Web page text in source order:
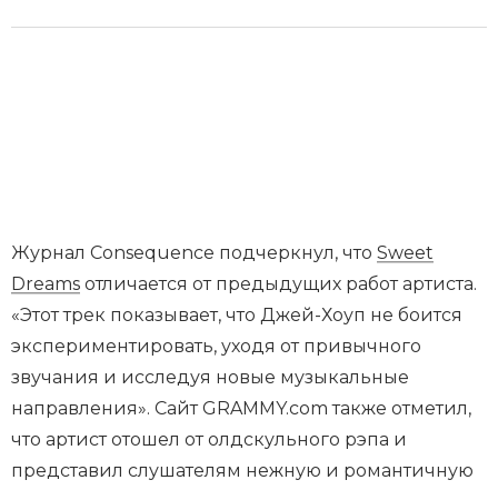
Журнал Consequence подчеркнул, что Sweet
Dreams отличается от предыдущих работ артиста.
«Этот трек показывает, что Джей-Хоуп не боится
экспериментировать, уходя от привычного
звучания и исследуя новые музыкальные
направления». Сайт GRAMMY.com также отметил,
что артист отошел от олдскульного рэпа и
представил слушателям нежную и романтичную